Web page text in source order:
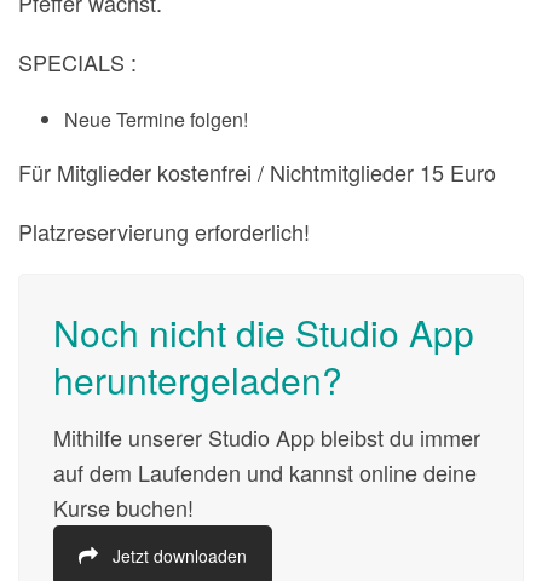
SPECIALS :
Neue Termine folgen!
Für Mitglieder kostenfrei / Nichtmitglieder 15 Euro
Platzreservierung erforderlich!
Noch nicht die Studio App
heruntergeladen?
Mithilfe unserer Studio App bleibst du immer
auf dem Laufenden und kannst online deine
Kurse buchen!
Jetzt downloaden